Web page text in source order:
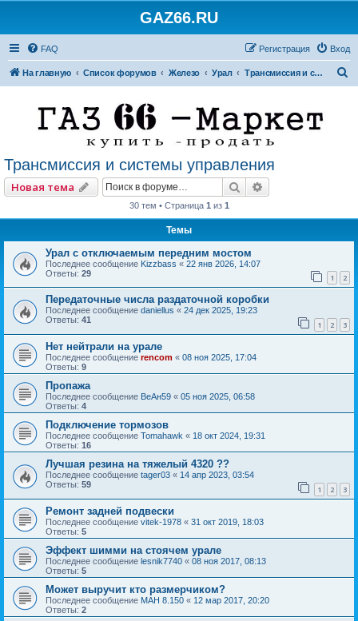
GAZ66.RU
FAQ Вход
Регистрация
На главную Список форумов Железо Урал Трансмиссия и системы управления
Трансмиссия и системы управления
Новая тема Поиск
30 тем • Страница 1 из 1
Темы
Урал с отключаемым передним мостом
Последнее сообщение Kizzbass « 22 янв 2026, 14:07
Ответы: 29 1 2
Передаточные числа раздаточной коробки
Последнее сообщение daniellus « 24 дек 2025, 19:23
Ответы: 41 1 2 3
Нет нейтрали на урале
Последнее сообщение rencom « 08 ноя 2025, 17:04
Ответы: 9
Пропажа
Последнее сообщение ВеАн59 « 05 ноя 2025, 06:58
Ответы: 4
Подключение тормозов
Последнее сообщение Tomahawk « 18 окт 2024, 19:31
Ответы: 16
Лучшая резина на тяжелый 4320 ??
Последнее сообщение tager03 « 14 апр 2023, 03:54
Ответы: 59 1 2 3
Ремонт задней подвески
Последнее сообщение vitek-1978 « 31 окт 2019, 18:03
Ответы: 5
Эффект шимми на стоячем урале
Последнее сообщение lesnik7740 « 08 ноя 2017, 08:13
Ответы: 5
Может выручит кто размерчиком?
Последнее сообщение МАН 8.150 « 12 мар 2017, 20:20
Ответы: 2